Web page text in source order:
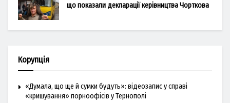
що показали декларації керівництва Чорткова
Корупція
«Думала, що ще й сумки будуть»: відеозапис у справі
«кришування» порноофісів у Тернополі